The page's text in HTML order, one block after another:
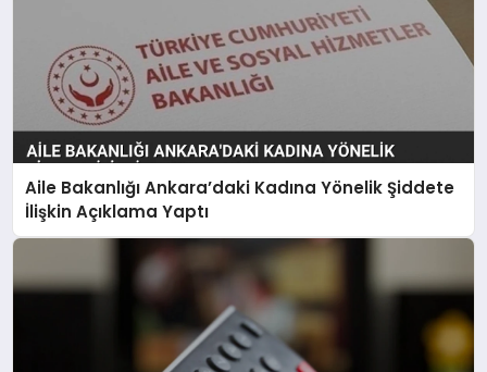
Aile Bakanlığı Ankara’daki Kadına Yönelik Şiddete
İlişkin Açıklama Yaptı